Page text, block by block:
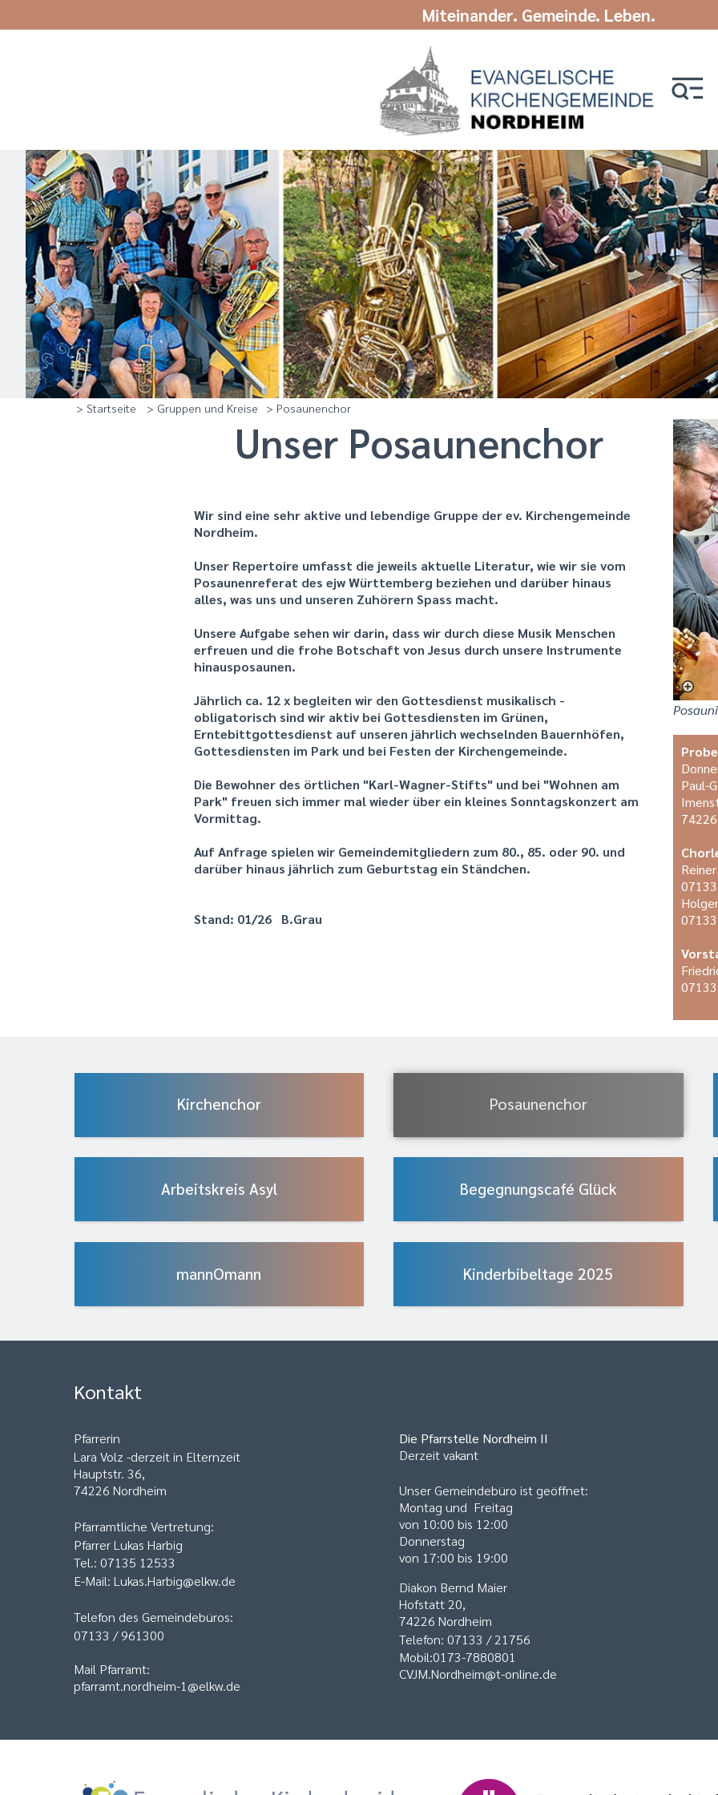
Miteinander. Gemeinde. Leben.
> Startseite > Gruppen und Kreise > Posaunenchor
Unser Posaunenchor
Wir sind eine sehr aktive und lebendige Gruppe der ev. Kirchengemeinde
Nordheim.
Unser Repertoire umfasst die jeweils aktuelle Literatur, wie wir sie vom
Posaunenreferat des ejw Württemberg beziehen und darüber hinaus
alles, was uns und unseren Zuhörern Spass macht.
Unsere Aufgabe sehen wir darin, dass wir durch diese Musik Menschen
erfreuen und die frohe Botschaft von Jesus durch unsere Instrumente
hinausposaunen.
Jährlich ca. 12 x begleiten wir den Gottesdienst musikalisch -
obligatorisch sind wir aktiv bei Gottesdiensten im Grünen,
Erntebittgottesdienst auf unseren jährlich wechselnden Bauernhöfen,
Gottesdiensten im Park und bei Festen der Kirchengemeinde.
Die Bewohner des örtlichen "Karl-Wagner-Stifts" und bei "Wohnen am
Park" freuen sich immer mal wieder über ein kleines Sonntagskonzert am
Vormittag.
Auf Anfrage spielen wir Gemeindemitgliedern zum 80., 85. oder 90. und
darüber hinaus jährlich zum Geburtstag ein Ständchen.
Stand: 01/26 B.Grau
Probe
Paul-
Kirchenchor Posaunenchor
Arbeitskreis Asyl Begegnungscafé Glück
mannOmann Kinderbibeltage 2025
Kontakt
Pfarrerin
Lara Volz -derzeit in Elternzeit
Hauptstr. 36,
74226 Nordheim
Pfarramtliche Vertretung:
Pfarrer Lukas Harbig
Tel.: 07135 12533
E-Mail: Lukas.Harbig@elkw.de
Telefon des Gemeindebüros:
07133 / 961300
Mail Pfarramt:
pfarramt.nordheim-1@elkw.de
Die Pfarrstelle Nordheim II
Derzeit vakant
Unser Gemeindebüro ist geöffnet:
Montag und Freitag
von 10:00 bis 12:00
Donnerstag
von 17:00 bis 19:00
Diakon Bernd Maier
Hofstatt 20,
74226 Nordheim
Telefon: 07133 / 21756
Mobil:0173-7880801
CVJM.Nordheim@t-online.de